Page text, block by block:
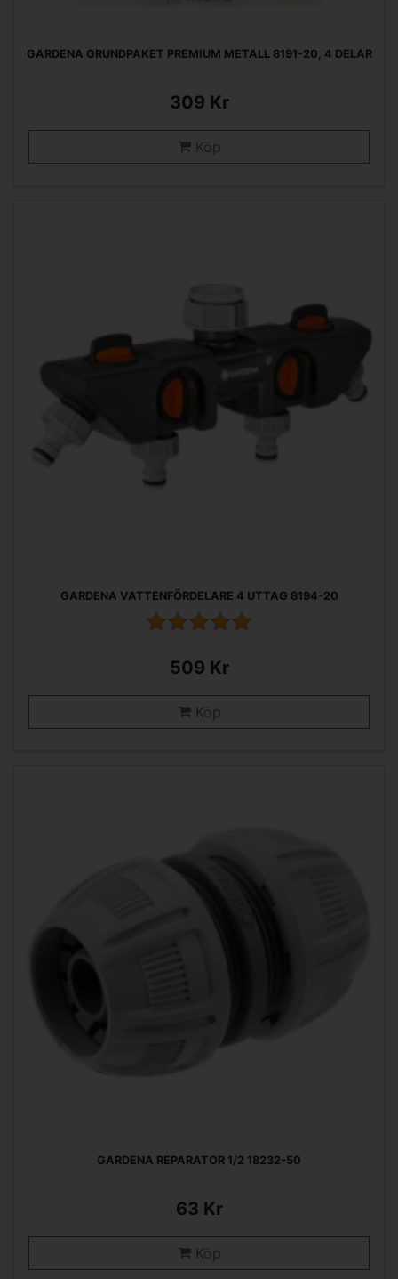
GARDENA GRUNDPAKET PREMIUM METALL 8191-20, 4 DELAR
309 Kr
Köp
GARDENA VATTENFÖRDELARE 4 UTTAG 8194-20
509 Kr
Köp
GARDENA REPARATOR 1/2 18232-50
63 Kr
Köp